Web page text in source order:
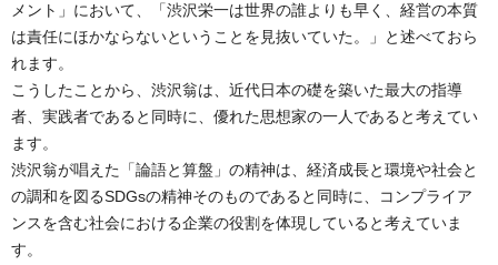
メント」において、「渋沢栄一は世界の誰よりも早く、経営の本質
は責任にほかならないということを見抜いていた。」と述べておら
れます。
こうしたことから、渋沢翁は、近代日本の礎を築いた最大の指導
者、実践者であると同時に、優れた思想家の一人であると考えてい
ます。
渋沢翁が唱えた「論語と算盤」の精神は、経済成長と環境や社会と
の調和を図るSDGsの精神そのものであると同時に、コンプライア
ンスを含む社会における企業の役割を体現していると考えていま
す。